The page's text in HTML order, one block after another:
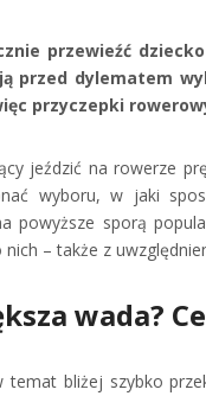
przewieźć
przed dylematem
przyczepki
jeździć na rowerze
wyboru, w jaki
powyższe sporą
– także z
wada?
temat bliżej szybko